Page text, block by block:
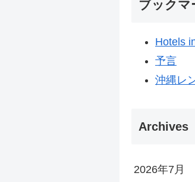
ブックマ
Hotels
予言
沖縄レ
Archives
2026年7月